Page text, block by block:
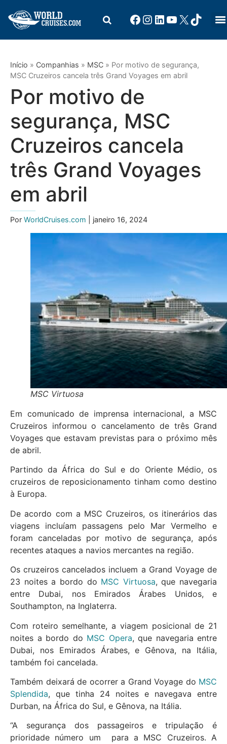
Início » Companhias » MSC » Por motivo de segurança,
MSC Cruzeiros cancela três Grand Voyages em abril
Por motivo de
segurança, MSC
Cruzeiros cancela
três Grand Voyages
em abril
Por WorldCruises.com | janeiro 16, 2024
MSC Virtuosa
Em comunicado de imprensa internacional, a MSC
Cruzeiros informou o cancelamento de três Grand
Voyages que estavam previstas para o próximo mês
de abril.
Partindo da África do Sul e do Oriente Médio, os
cruzeiros de reposicionamento tinham como destino
à Europa.
De acordo com a MSC Cruzeiros, os itinerários das
viagens incluíam passagens pelo Mar Vermelho e
foram canceladas por motivo de segurança, após
recentes ataques a navios mercantes na região.
Os cruzeiros cancelados incluem a Grand Voyage de
23 noites a bordo do MSC Virtuosa, que navegaria
entre Dubai, nos Emirados Árabes Unidos, e
Southampton, na Inglaterra.
Com roteiro semelhante, a viagem posicional de 21
noites a bordo do MSC Opera, que navegaria entre
Dubai, nos Emirados Árabes, e Gênova, na Itália,
também foi cancelada.
Também deixará de ocorrer a Grand Voyage do MSC
Splendida, que tinha 24 noites e navegava entre
Durban, na África do Sul, e Gênova, na Itália.
“A segurança dos passageiros e tripulação é
prioridade número um para a MSC Cruzeiros. A